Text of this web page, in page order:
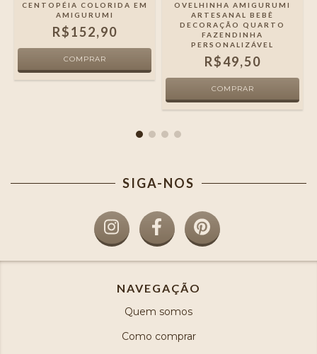
CENTOPÉIA COLORIDA EM
AMIGURUMI
R$152,90
OVELHINHA AMIGURUMI
ARTESANAL BEBÊ
DECORAÇÃO QUARTO
FAZENDINHA
PERSONALIZÁVEL
R$49,50
SIGA-NOS
NAVEGAÇÃO
Quem somos
Como comprar